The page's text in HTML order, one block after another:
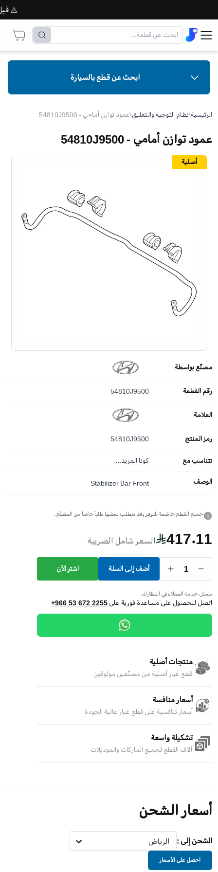
⚠️ قبل
ابحث عن قطع بالسيارة
الرئيسية\نظام التوجيه والتعليق\عمود توازن أمامي - 54810J9500
عمود توازن أمامي - 54810J9500
مصنّع بواسطة
رقم القطعة 54810J9500
العلامة
رمز المنتج 54810J9500
تتناسب مع كونا المزيد...
الوصف Stabilizer Bar Front
i جميع القطع خاضعة للتوفر وقد تتطلب بعضها طلباً خاصاً من المصنّع.
417.11 السعر شامل الضريبة
1 أضف إلى السلة اشترِ الآن
ممثل خدمة العملاء في انتظارك.
اتصل للحصول على مساعدة فورية على +966 53 672 2255
منتجات أصلية
قطع غيار أصلية من مصنّعين موثوقين
أسعار منافسة
أسعار تنافسية على قطع غيار عالية الجودة
تشكيلة واسعة
آلاف القطع لجميع الماركات والموديلات
أصلية
أسعار الشحن
الشحن إلى : الرياض
احصل على الأسعار